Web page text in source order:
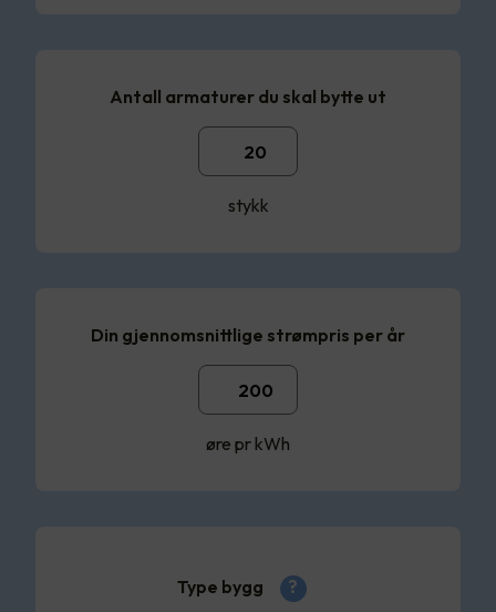
Antall armaturer du skal bytte ut
stykk
Din gjennomsnittlige strømpris per år
øre pr kWh
Type bygg ?